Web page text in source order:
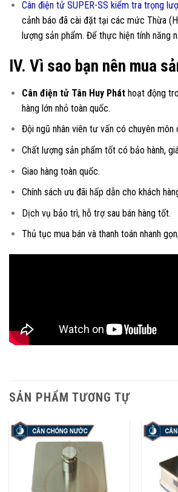
Cân điện tử SUPER-SS kiểm tra trọng
cảnh báo đã cài đặt tại các mức Thừa
lượng sản phẩm. Để thực hiện tính năng
IV. Vì sao bạn nên mua
Cân điện tử Tân Huy Pháthoạt động
hàng lớn nhỏ toàn quốc.
Đội ngũ nhân viên tư vấn có chuyên
Chất lượng sản phẩm tốt có bảo hành,
Giao hàng toàn quốc.
Chính sách ưu đãi hấp dẫn cho khách
Dịch vụ bảo trì, hỗ trợ sau bán hàng tốt.
Thủ tục mua bán và thanh toán nhanh
SẢN PHẨM TƯƠNG TỰ